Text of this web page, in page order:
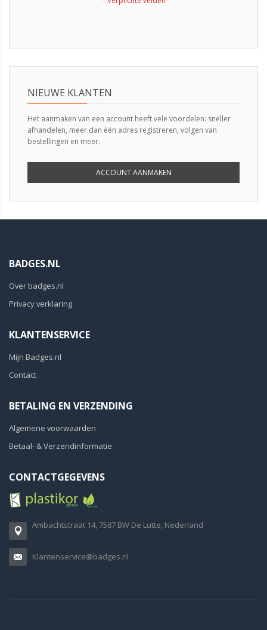
NIEUWE KLANTEN
Het aanmaken van een account heeft vele voordelen: sneller
afhandelen, meer dan één adres registreren, volgen van
bestellingen en meer.
ACCOUNT AANMAKEN
BADGES.NL
Over badges.nl
Privacy verklaring
KLANTENSERVICE
Mijn Badges.nl
Contact
BETALING EN VERZENDING
Algemene voorwaarden
Betaal- & Verzendinformatie
CONTACTGEGEVENS
Ambachtstraat 14, 7587 BW De Lutte, Nederland
Klantenservice@badges.nl